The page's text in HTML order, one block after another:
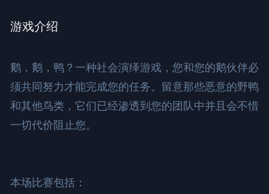
游戏介绍
鹅，鹅，鸭？一种社会演绎游戏，您和您的鹅伙伴必
须共同努力才能完成您的任务。留意那些恶意的野鸭
和其他鸟类，它们已经渗透到您的团队中并且会不惜
一切代价阻止您。
本场比赛包括：